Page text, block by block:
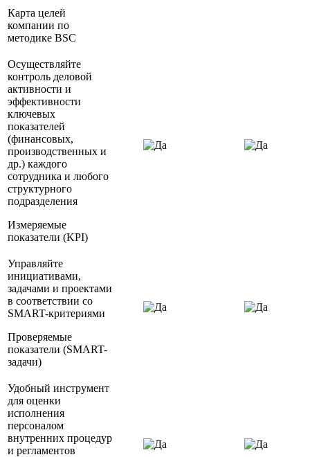
Карта целей
компании по
методике BSC
Осуществляйте
контроль деловой
активности и
эффективности
ключевых
показателей
(финансовых,
производственных и
др.) каждого
сотрудника и любого
структурного
подразделения
Измеряемые
показатели (KPI)
Управляйте
инициативами,
задачами и проектами
в соответствии со
SMART-критериями
Проверяемые
показатели (SMART-
задачи)
Удобный инструмент
для оценки
исполнения
персоналом
внутренних процедур
и регламентов